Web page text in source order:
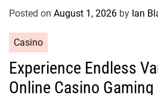
r
s
Posted on August 1, 2026 by Ian
a
e
Casino
Experience Endless
Online Casino